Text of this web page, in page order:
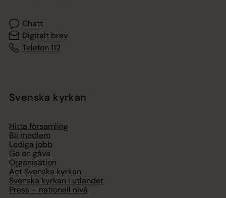
Chatt
Digitalt brev
Telefon 112
Svenska kyrkan
Hitta församling
Bli medlem
Lediga jobb
Ge en gåva
Organisation
Act Svenska kyrkan
Svenska kyrkan i utlandet
Press – nationell nivå